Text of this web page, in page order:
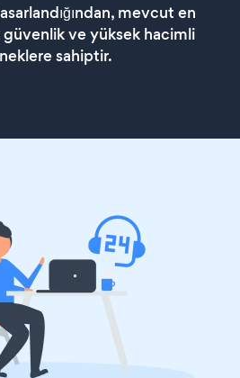
mevcut en
ve yüksek hacimli
sahiptir.